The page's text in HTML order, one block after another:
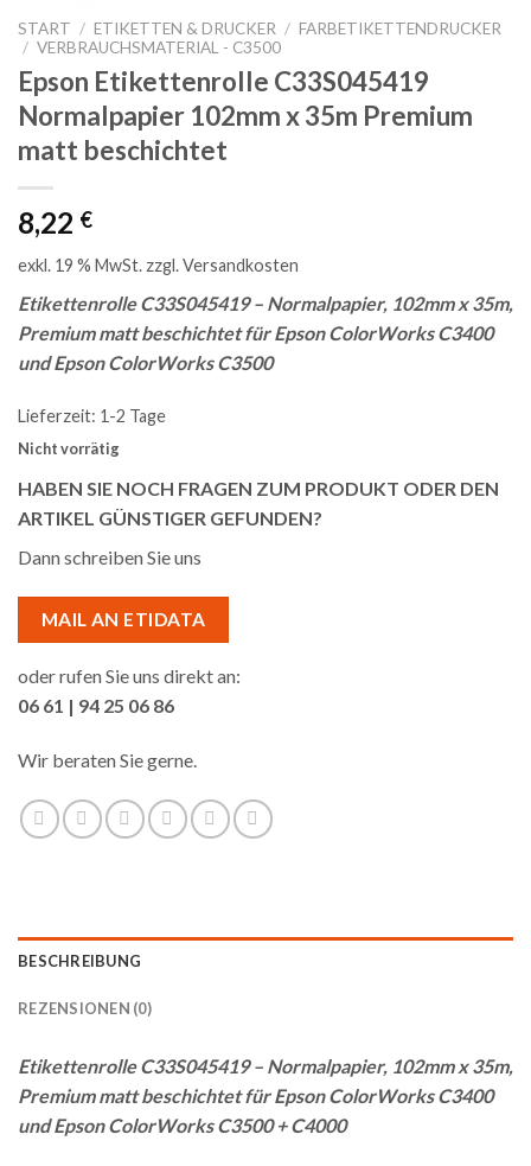
START / ETIKETTEN & DRUCKER / FARBETIKETTENDRUCKER
/ VERBRAUCHSMATERIAL - C3500
Epson Etikettenrolle C33S045419
Normalpapier 102mm x 35m Premium
matt beschichtet
8,22 €
exkl. 19 % MwSt.zzgl.Versandkosten
Etikettenrolle C33S045419 – Normalpapier, 102mm x 35m,
Premium matt beschichtet für Epson ColorWorks C3400
und Epson ColorWorks C3500
Lieferzeit: 1-2 Tage
Nicht vorrätig
HABEN SIE NOCH FRAGEN ZUM PRODUKT ODER DEN
ARTIKEL GÜNSTIGER GEFUNDEN?
Dann schreiben Sie uns
MAIL AN ETIDATA
oder rufen Sie uns direkt an:
06 61 | 94 25 06 86
Wir beraten Sie gerne.
BESCHREIBUNG
REZENSIONEN (0)
Etikettenrolle C33S045419 – Normalpapier, 102mm x 35m,
Premium matt beschichtet für Epson ColorWorks C3400
und Epson ColorWorks C3500 + C4000